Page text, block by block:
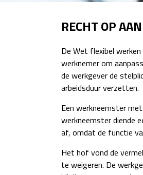
RECHT OP
De Wet flexibel
werknemer om
de werkgever de
arbeidsduur verzetten.
Een werkneemster
werkneemster diende
af, omdat de functie
Het hof vond de
te weigeren. De